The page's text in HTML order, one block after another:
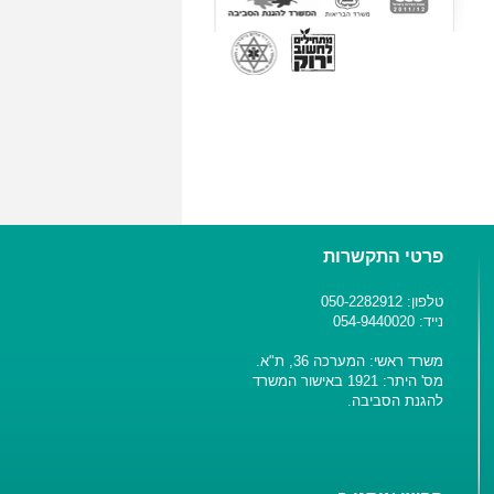
פרטי התקשרות
טלפון: 050-2282912
נייד: 054-9440020
משרד ראשי: המערכה 36, ת"א.
מס' היתר: 1921 באישור המשרד
להגנת הסביבה.